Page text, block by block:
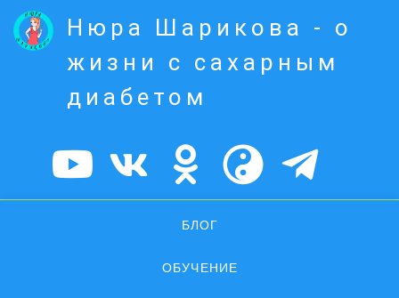
Нюра Шарикова - о
жизни с сахарным
диабетом
БЛОГ
ОБУЧЕНИЕ